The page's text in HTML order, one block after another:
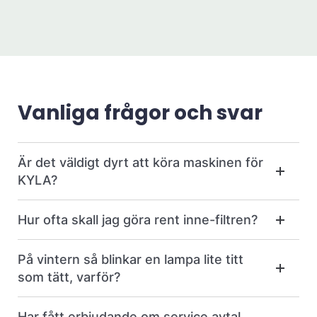
Vanliga frågor och svar
Är det väldigt dyrt att köra maskinen för
KYLA?
Hur ofta skall jag göra rent inne-filtren?
På vintern så blinkar en lampa lite titt
som tätt, varför?